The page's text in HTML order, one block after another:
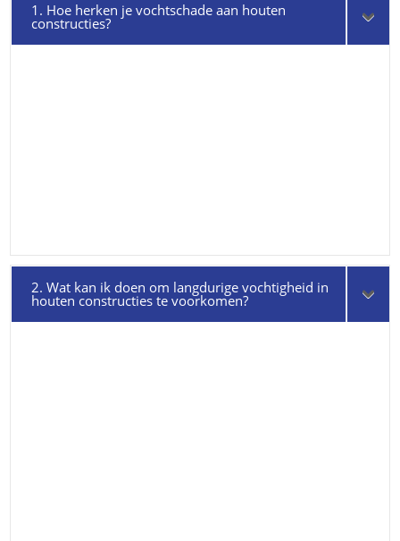
1. Hoe herken je vochtschade aan houten
constructies?
2. Wat kan ik doen om langdurige vochtigheid in
houten constructies te voorkomen?